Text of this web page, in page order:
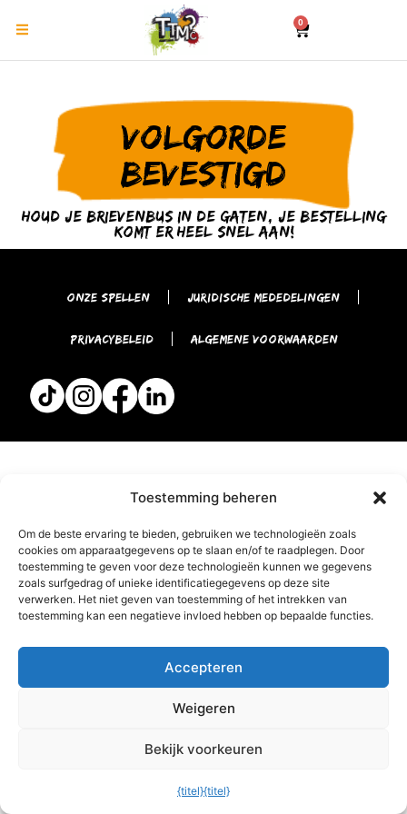
Toestemming beheren
Om de beste ervaring te bieden, gebruiken we technologieën zoals
cookies om apparaatgegevens op te slaan en/of te raadplegen. Door
toestemming te geven voor deze technologieën kunnen we gegevens
zoals surfgedrag of unieke identificatiegegevens op deze site
verwerken. Het niet geven van toestemming of het intrekken van
toestemming kan een negatieve invloed hebben op bepaalde functies.
Accepteren
Weigeren
Bekijk voorkeuren
{titel}{titel}
0
Volgorde
bevestigd
Houd je brievenbus in de gaten, je bestelling
komt er heel snel aan!
Onze spellen Juridische mededelingen
Privacybeleid Algemene Voorwaarden